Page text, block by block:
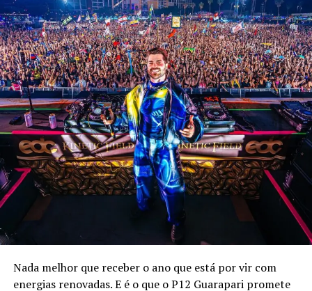
Nada melhor que receber o ano que está por vir com
energias renovadas. E é o que o P12 Guarapari promete